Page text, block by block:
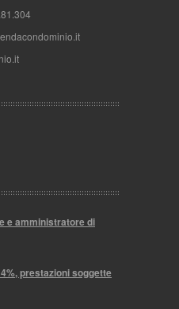
e amministratore di
prestazioni soggette